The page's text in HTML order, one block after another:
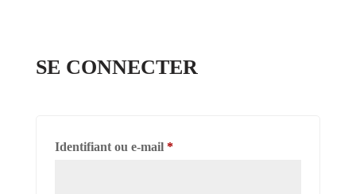
SE CONNECTER
Identifiant ou e-mail *Obligatoire